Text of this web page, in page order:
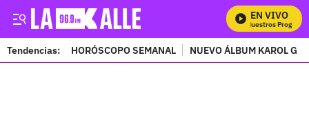
EN VIVO
Mira Todos Nuestros Programas
Tendencias: HORÓSCOPO SEMANAL NUEVO ÁLBUM KAROL G